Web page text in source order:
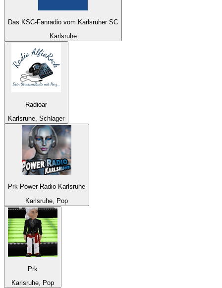
Das KSC-Fanradio vom Karlsruher SC
Karlsruhe
Radioar
Karlsruhe, Schlager
Prk Power Radio Karlsruhe
Karlsruhe, Pop
Prk
Karlsruhe, Pop